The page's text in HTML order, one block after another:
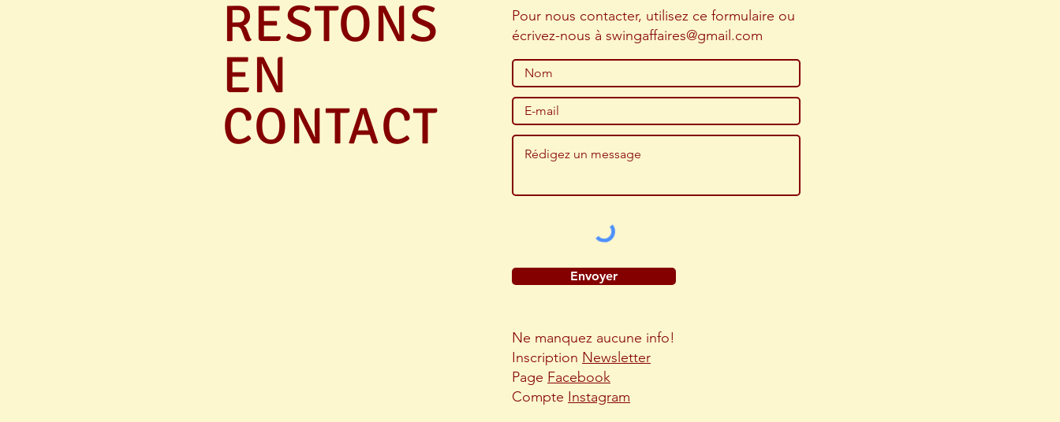
RESTONS
EN
CONTACT
Pour nous contacter, utilisez ce formulaire ou
écrivez-nous à swingaffaires@gmail.com
Envoyer
Ne manquez aucune info!
Inscription Newsletter
Page Facebook
Compte Instagram